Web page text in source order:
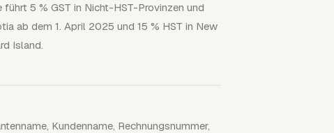
5 % GST in Nicht-HST-Provinzen und
ab dem 1. April 2025 und 15 % HST in New
Island.
Kundenname, Rechnungsnummer,